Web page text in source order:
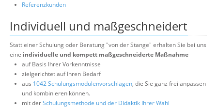
Referenzkunden
Individuell und maßgeschneidert
Statt einer Schulung oder Beratung "von der Stange" erhalten Sie bei uns
eine individuelle und kompett maßgeschneiderte Maßnahme
auf Basis Ihrer Vorkenntnisse
zielgerichtet auf Ihren Bedarf
aus 1042 Schulungsmodulenvorschlägen, die Sie ganz frei anpassen
und kombinieren können.
mit derSchulungsmethode und der Didaktik Ihrer Wahl